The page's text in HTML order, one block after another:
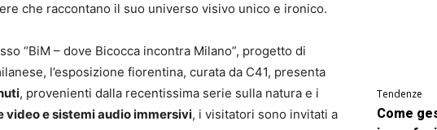
che raccontano il suo universo visivo unico e ironico.
“BiM – dove Bicocca incontra Milano”, progetto di
l’esposizione fiorentina, curata da C41, presenta
, provenienti dalla recentissima serie sulla natura e i
video e sistemi audio immersivi, i visitatori sono invitati a
Tendenze
Come